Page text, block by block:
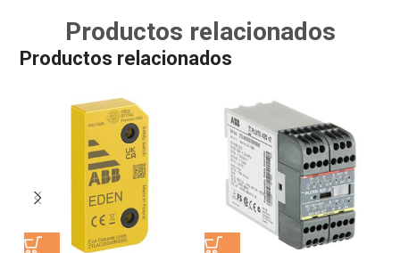
Productos relacionados
Productos relacionados